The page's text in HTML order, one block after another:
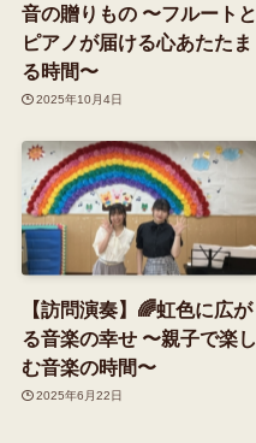
音の贈りもの 〜フルートと
ピアノが届ける心あたたま
る時間〜
2025年10月4日
【訪問演奏】🌈虹色に広が
る音楽の幸せ 〜親子で楽し
む音楽の時間〜
2025年6月22日